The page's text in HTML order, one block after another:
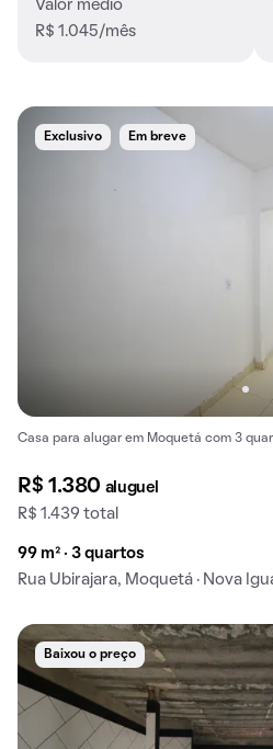
Valor médio
R$ 1.045/mês
Exclusivo Em breve
Casa para alugar em Moquetá com 3
R$ 1.380 aluguel
R$ 1.439 total
99 m² · 3 quartos
Rua Ubirajara, Moquetá · Nova
Baixou o preço